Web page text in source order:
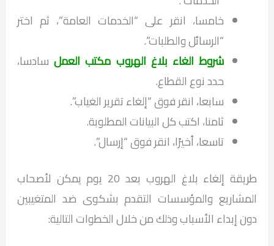
خامسا، انقر على “الخدمات العامة”، ثم اختر
“الرسائل والطلبات”.
شروط الغاء بلاغ الهروب مكتب العمل سادسا،
حدد نوع القطاع.
سابعا، انقر فوق “إلغاء تقرير الغياب”.
ثامنا، اكتب كل البيانات المطلوبة.
تاسعا، أخيرًا، انقر فوق “إرسال”.
طريقة إلغاء بلاغ الهروب بعد 20 يوم يمكن لأصحاب
المشاريع والمؤسسات التقدم بشكوى ضد المتغيبين
دون إبداء الأسباب وذلك من خلال الخطوات التالية: